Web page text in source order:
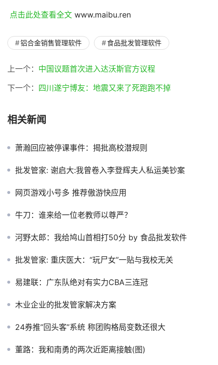
点击此处查看全文 www.maibu.ren
铝合金销售管理软件 食品批发管理软件
上一个： 中国议题首次进入达沃斯官方议程
下一个： 四川遂宁博友：地震又来了死跑跑不掉
相关新闻
萧瀚回应被停课事件：揭批高校潜规则
批发管家: 谢启大:我曾卷入李登辉夫人私运美钞案
网页游戏小号多 推荐傲游快应用
牛刀：谁来给一位老教师以尊严？
河野太郎：我给鸠山首相打50分 by 食品批发软件
批发管家: 重庆医大：“玩尸女”一贴与我校无关
易建联：广东队绝对有实力CBA三连冠
木业企业的批发管家解决方案
24券推”回头客”系统 称团购格局变数还很大
董路：我和南勇的两次近距离接触(图)